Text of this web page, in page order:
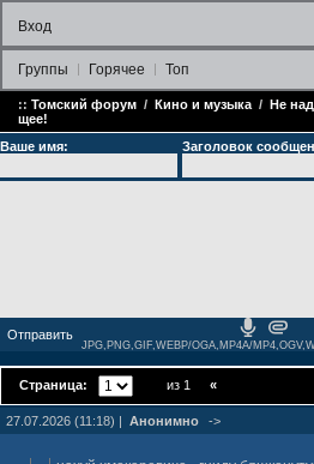
Вход
Группы Горячее Топ
:: Томский форум / Кино и музыка / Не
щее!
Ваше имя:
Заголовок
JPG,PNG,GIF,WEBP/OGA,MP4A/
Страница: из 1 «
27.07.2026 (11:18) | Анонимно ->